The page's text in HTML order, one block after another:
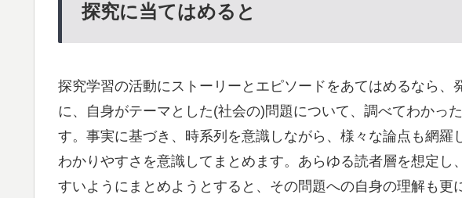
探究に当てはめると
探究学習の活動にストーリーとエピソードをあてはめるなら、
に、自身がテーマとした(社会の)問題について、調べてわかっ
す。事実に基づき、時系列を意識しながら、様々な論点も網羅
わかりやすさを意識してまとめます。あらゆる読者層を想定し
すいようにまとめようとすると、その問題への自身の理解も更